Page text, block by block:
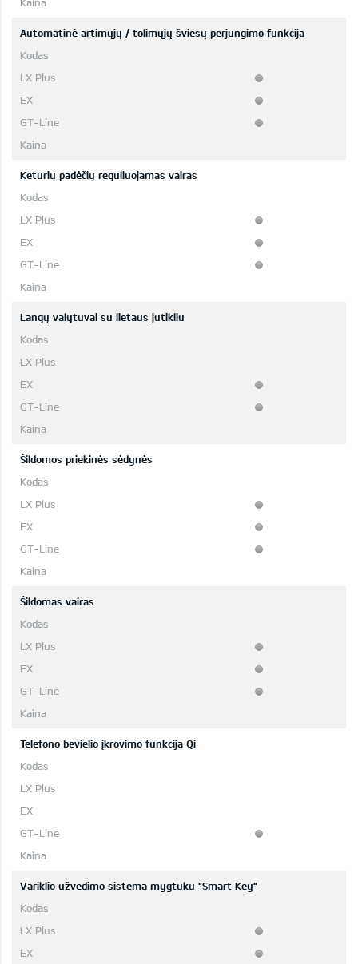
Automatinė artimųjų / tolimųjų šviesų perjungimo funkcija
Keturių padėčių reguliuojamas vairas
Langų valytuvai su lietaus jutikliu
Šildomos priekinės sėdynės
Šildomas vairas
Telefono bevielio įkrovimo funkcija Qi
Variklio užvedimo sistema mygtuku "Smart Key"